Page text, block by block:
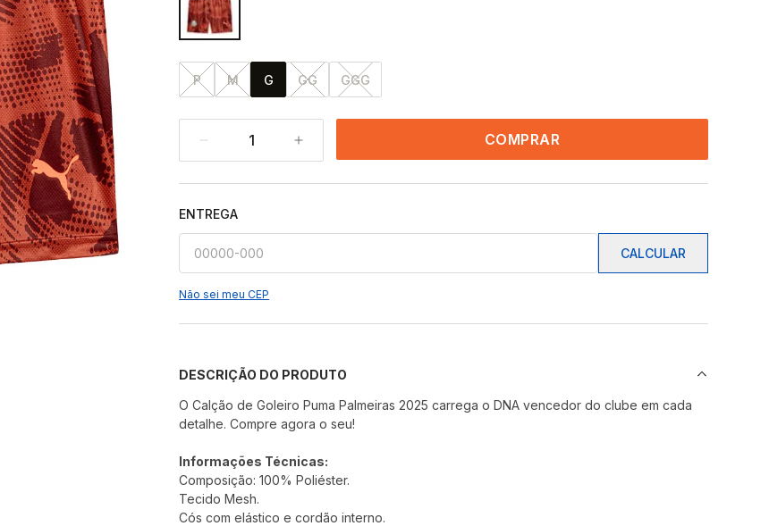
P M G GG GGG
1 COMPRAR
ENTREGA
CALCULAR
Não sei meu CEP
DESCRIÇÃO DO PRODUTO
O Calção de Goleiro Puma Palmeiras 2025 carrega o DNA vencedor do clube em cada
detalhe. Compre agora o seu!
Informações Técnicas:
Composição: 100% Poliéster.
Tecido Mesh.
Cós com elástico e cordão interno.